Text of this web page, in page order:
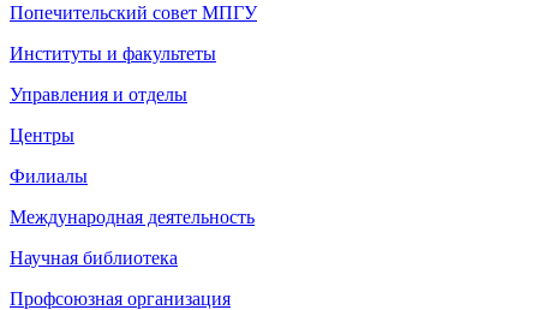
Попечительский совет МПГУ
Институты и факультеты
Управления и отделы
Центры
Филиалы
Международная деятельность
Научная библиотека
Профсоюзная организация